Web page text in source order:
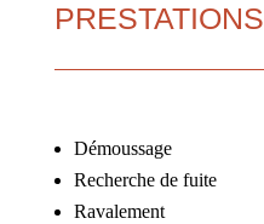
PRESTATIONS
Démoussage
Recherche de fuite
Ravalement